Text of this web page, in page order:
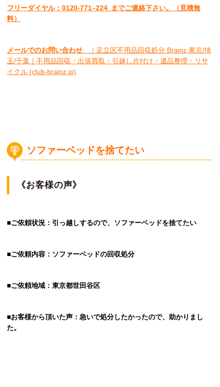
フリーダイヤル：0120-771–224 までご連絡下さい。
（見積無
料）
メールでのお問い合わせ
｜足立区不用品回収処分 Brainz 東京/埼
玉/千葉｜不用品回収・出張買取・引越し片付け・遺品整理・リサ
イクル (club-brainz.jp)
ソファーベッドを捨てたい
《お客様の声》
■ご依頼状況：引っ越しするので、ソファーベッドを捨てたい
■ご依頼内容：ソファーベッドの回収処分
■ご依頼地域：東京都世田谷区
■お客様から頂いた声：急いで処分したかったので、助かりまし
た。